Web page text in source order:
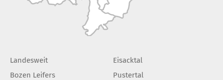
Landesweit
Bozen Leifers
Eisacktal
Pustertal